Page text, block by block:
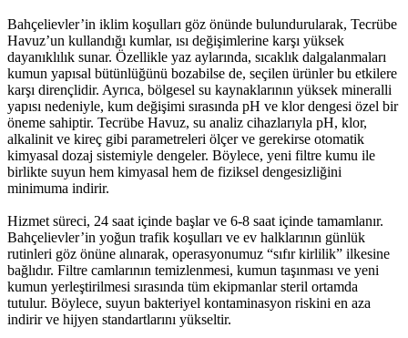
Bahçelievler’in iklim koşulları göz önünde bulundurularak, Tecrübe
Havuz’un kullandığı kumlar, ısı değişimlerine karşı yüksek
dayanıklılık sunar. Özellikle yaz aylarında, sıcaklık dalgalanmaları
kumun yapısal bütünlüğünü bozabilse de, seçilen ürünler bu etkilere
karşı dirençlidir. Ayrıca, bölgesel su kaynaklarının yüksek mineralli
yapısı nedeniyle, kum değişimi sırasında pH ve klor dengesi özel bir
öneme sahiptir. Tecrübe Havuz, su analiz cihazlarıyla pH, klor,
alkalinit ve kireç gibi parametreleri ölçer ve gerekirse otomatik
kimyasal dozaj sistemiyle dengeler. Böylece, yeni filtre kumu ile
birlikte suyun hem kimyasal hem de fiziksel dengesizliğini
minimuma indirir.
Hizmet süreci, 24 saat içinde başlar ve 6-8 saat içinde tamamlanır.
Bahçelievler’in yoğun trafik koşulları ve ev halklarının günlük
rutinleri göz önüne alınarak, operasyonumuz “sıfır kirlilik” ilkesine
bağlıdır. Filtre camlarının temizlenmesi, kumun taşınması ve yeni
kumun yerleştirilmesi sırasında tüm ekipmanlar steril ortamda
tutulur. Böylece, suyun bakteriyel kontaminasyon riskini en aza
indirir ve hijyen standartlarını yükseltir.